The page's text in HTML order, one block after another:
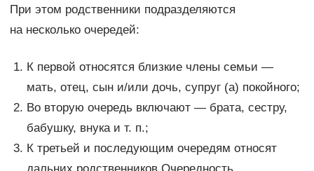
При этом родственники подразделяются
на несколько очередей:
К первой относятся близкие члены семьи —
мать, отец, сын и/или дочь, супруг (а) покойного;
Во вторую очередь включают — брата, сестру,
бабушку, внука и т. п.;
К третьей и последующим очередям относят